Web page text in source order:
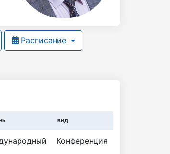
Расписание
ВИД
Конференция